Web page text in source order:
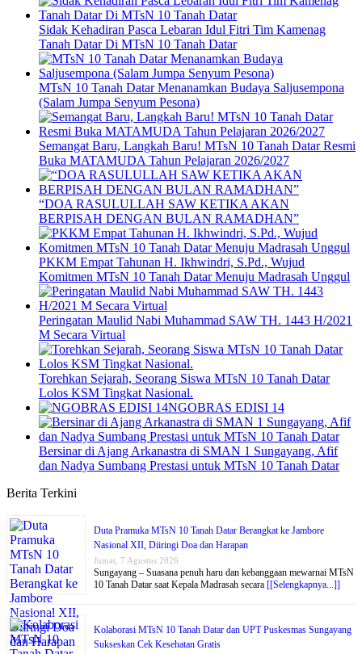
Sidak Kehadiran Pasca Lebaran Idul Fitri Tim Kamenag
Tanah Datar Di MTsN 10 Tanah Datar
MTsN 10 Tanah Datar Menanamkan Budaya Saljusempona
(Salam Jumpa Senyum Pesona)
Semangat Baru, Langkah Baru! MTsN 10 Tanah Datar Resmi
Buka MATAMUDA Tahun Pelajaran 2026/2027
“DOA RASULULLAH SAW KETIKA AKAN
BERPISAH DENGAN BULAN RAMADHAN”
PKKM Empat Tahunan H. Ikhwindri, S.Pd., Wujud
Komitmen MTsN 10 Tanah Datar Menuju Madrasah Unggul
Peringatan Maulid Nabi Muhammad SAW TH. 1443 H/2021
M Secara Virtual
Torehkan Sejarah, Seorang Siswa MTsN 10 Tanah Datar
Lolos KSM Tingkat Nasional.
NGOBRAS EDISI 14
Bersinar di Ajang Arkanastra di SMAN 1 Sungayang, Afif
dan Nadya Sumbang Prestasi untuk MTsN 10 Tanah Datar
Berita Terkini
Duta Pramuka MTsN 10 Tanah Datar Berangkat ke Jambore
Nasional XII, Diiringi Doa dan Harapan
Jumat, 7 Agustus 2026
Sungayang – Suasana penuh haru dan kebanggaan mewarnai MTsN
10 Tanah Datar saat Kepala Madrasah secara [[Selengkapnya...]]
Kolaborasi MTsN 10 Tanah Datar dan UPT Puskesmas Sungayang
Sukseskan Cek Kesehatan Gratis